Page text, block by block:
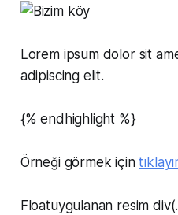
Lorem ipsum dolor sit
adipiscing elit.
{% endhighlight %}
Örneği görmek için
Floatuygulanan resim